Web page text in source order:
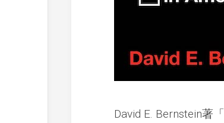
David E. Bernstein著「